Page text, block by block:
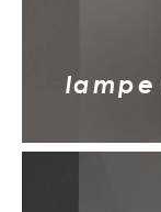
lampe